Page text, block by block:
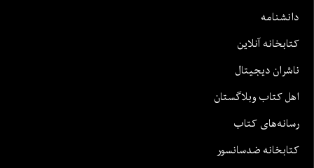
دانشنامه
کتابخانه آنلاین
ناشران دیجیتال
اهل کتاب وبلاگستان
رسانه‌های کتاب
کتابخانه ضدسانسور